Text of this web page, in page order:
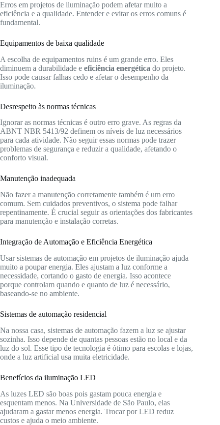
Erros em projetos de iluminação podem afetar muito a
eficiência e a qualidade. Entender e evitar os erros comuns é
fundamental.
Equipamentos de baixa qualidade
A escolha de equipamentos ruins é um grande erro. Eles
diminuem a durabilidade e eficiência energética do projeto.
Isso pode causar falhas cedo e afetar o desempenho da
iluminação.
Desrespeito às normas técnicas
Ignorar as normas técnicas é outro erro grave. As regras da
ABNT NBR 5413/92 definem os níveis de luz necessários
para cada atividade. Não seguir essas normas pode trazer
problemas de segurança e reduzir a qualidade, afetando o
conforto visual.
Manutenção inadequada
Não fazer a manutenção corretamente também é um erro
comum. Sem cuidados preventivos, o sistema pode falhar
repentinamente. É crucial seguir as orientações dos fabricantes
para manutenção e instalação corretas.
Integração de Automação e Eficiência Energética
Usar sistemas de automação em projetos de iluminação ajuda
muito a poupar energia. Eles ajustam a luz conforme a
necessidade, cortando o gasto de energia. Isso acontece
porque controlam quando e quanto de luz é necessário,
baseando-se no ambiente.
Sistemas de automação residencial
Na nossa casa, sistemas de automação fazem a luz se ajustar
sozinha. Isso depende de quantas pessoas estão no local e da
luz do sol. Esse tipo de tecnologia é ótimo para escolas e lojas,
onde a luz artificial usa muita eletricidade.
Benefícios da iluminação LED
As luzes LED são boas pois gastam pouca energia e
esquentam menos. Na Universidade de São Paulo, elas
ajudaram a gastar menos energia. Trocar por LED reduz
custos e ajuda o meio ambiente.